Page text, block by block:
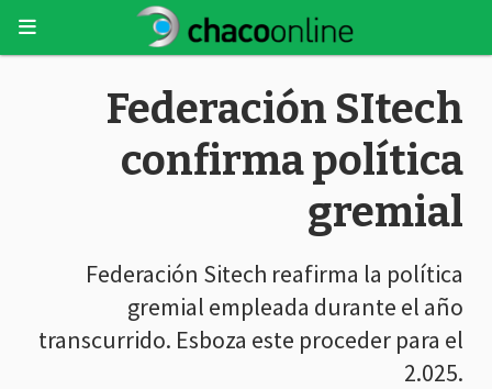
Federación SItech
confirma política
gremial
Federación Sitech reafirma la política
gremial empleada durante el año
transcurrido. Esboza este proceder para el
2.025.